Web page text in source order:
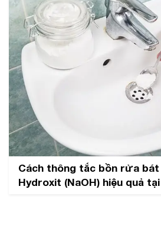
Cách thông tắc bồn rửa
Hydroxit (NaOH) hiệu quả